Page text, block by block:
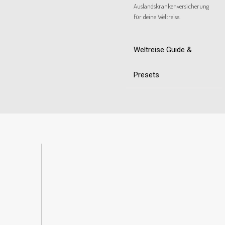
Auslandskrankenversicherung
für deine Weltreise.
Weltreise Guide &
Presets